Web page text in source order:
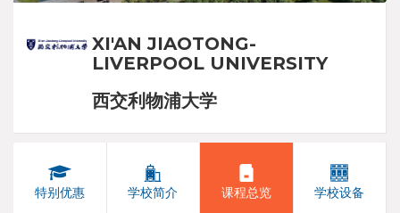
XI'AN JIAOTONG-
LIVERPOOL UNIVERSITY
西交利物浦大学
特别优惠 学校简介 课程总览 学校设备